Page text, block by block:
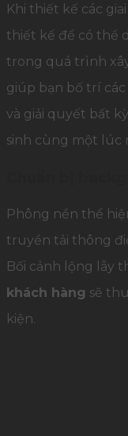
Khi thiết kế các
thiết kế để có thể
trong quá trình
giúp bạn bố trí
và giải quyết bất
sinh cùng một lúc
Phông nền thể
truyền tải thông
Bối cảnh lộng lẫy
khách hàng sẽ
kiện.